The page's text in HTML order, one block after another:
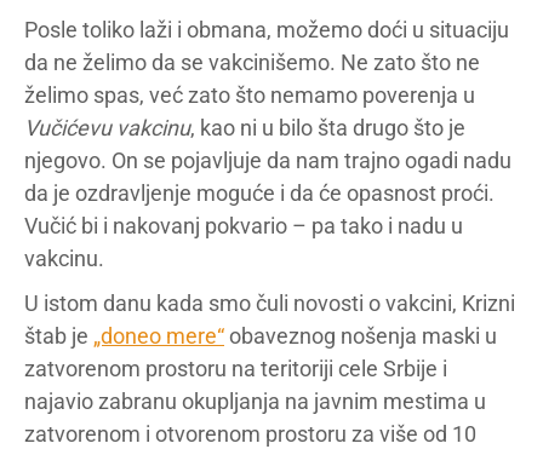
Posle toliko laži i obmana, možemo doći u situaciju
da ne želimo da se vakcinišemo. Ne zato što ne
želimo spas, već zato što nemamo poverenja u
Vučićevu vakcinu, kao ni u bilo šta drugo što je
njegovo. On se pojavljuje da nam trajno ogadi nadu
da je ozdravljenje moguće i da će opasnost proći.
Vučić bi i nakovanj pokvario – pa tako i nadu u
vakcinu.
U istom danu kada smo čuli novosti o vakcini, Krizni
štab je „doneo mere“obaveznog nošenja maski u
zatvorenom prostoru na teritoriji cele Srbije i
najavio zabranu okupljanja na javnim mestima u
zatvorenom i otvorenom prostoru za više od 10